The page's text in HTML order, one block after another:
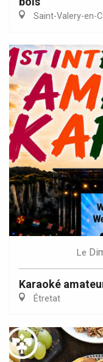
Saint-Valery-en-
Le
Karaoké
Étretat